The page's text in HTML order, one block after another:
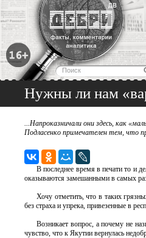
Нужны ли нам
...Напроказничали они здесь, как
Подласенко примечателен тем, что
В последнее время в печати то и
оказываются замешанными в самых
Хочу отметить, что в таких
без страха и упрека, привезенные в
Возникает вопрос, а почему не
чувство, что к Якутии вернулась